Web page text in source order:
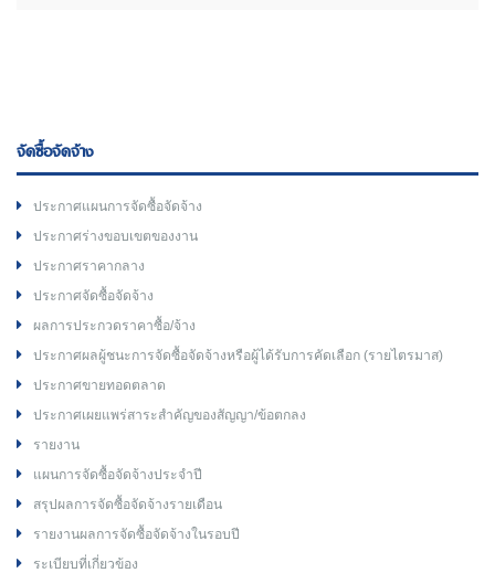
จัดซื้อจัดจ้าง
ประกาศแผนการจัดซื้อจัดจ้าง
ประกาศร่างขอบเขตของงาน
ประกาศราคากลาง
ประกาศจัดซื้อจัดจ้าง
ผลการประกวดราคาซื้อ/จ้าง
ประกาศผลผู้ชนะการจัดซื้อจัดจ้างหรือผู้ได้รับการคัดเลือก (รายไตรมาส)
ประกาศขายทอดตลาด
ประกาศเผยแพร่สาระสำคัญของสัญญา/ข้อตกลง
รายงาน
แผนการจัดซื้อจัดจ้างประจำปี
สรุปผลการจัดซื้อจัดจ้างรายเดือน
รายงานผลการจัดซื้อจัดจ้างในรอบปี
ระเบียบที่เกี่ยวข้อง